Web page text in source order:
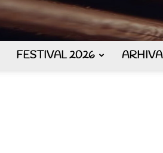
FESTIVAL 2026 ARHIVA